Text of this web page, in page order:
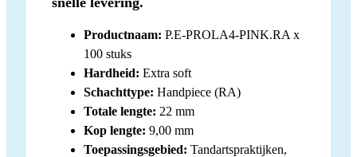
Productnaam: P.E-PROLA4-PINK.RA x
100 stuks
Hardheid: Extra soft
Schachttype: Handpiece (RA)
Totale lengte: 22 mm
Kop lengte: 9,00 mm
Toepassingsgebied: Tandartspraktijken,